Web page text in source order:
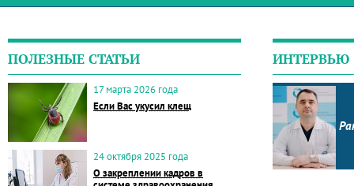
ПОЛЕЗНЫЕ СТАТЬИ
17 марта 2026 года
Если Вас укусил клещ
24 октября 2025 года
О закреплении кадров в
ИНТЕРВЬЮ